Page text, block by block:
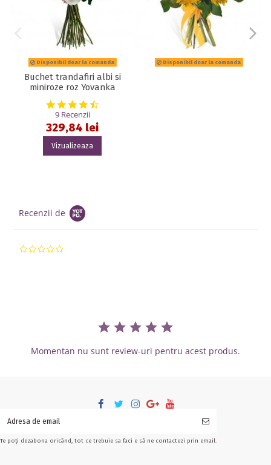
Disponibil doar la comanda
Buchet trandafiri albi si
miniroze roz Yovanka
4.7 star rating
9 Recenzii
329,84 lei
Vizualizeaza
Disponibil doar la comanda
Recenzii de
Momentan nu sunt review-uri pentru acest produs.
Te poți dezabona oricând, tot ce trebuie sa faci e să ne contactezi prin email.